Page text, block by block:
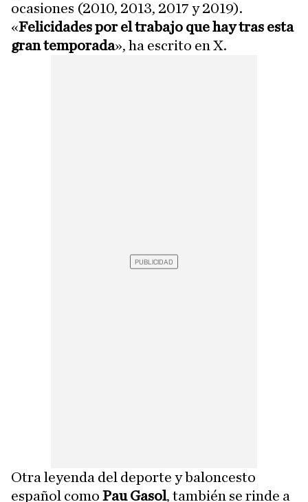
ocasiones (2010, 2013, 2017 y 2019).
«Felicidades por el trabajo que hay tras esta
gran temporada», ha escrito en X.
Otra leyenda del deporte y baloncesto
español como Pau Gasol, también se rinde a